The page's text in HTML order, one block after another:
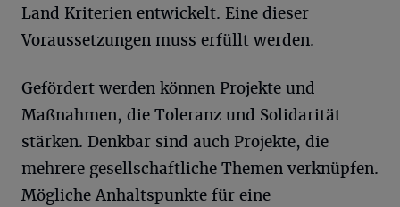
Land Kriterien entwickelt. Eine dieser
Voraussetzungen muss erfüllt werden.
Gefördert werden können Projekte und
Maßnahmen, die Toleranz und Solidarität
stärken. Denkbar sind auch Projekte, die
mehrere gesellschaftliche Themen verknüpfen.
Mögliche Anhaltspunkte für eine